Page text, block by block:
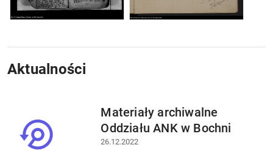
Aktualności
Materiały archiwalne
Oddziału ANK w Bochni
26.12.2022